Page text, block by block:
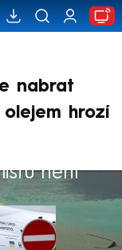
nabrat
hrozí
není